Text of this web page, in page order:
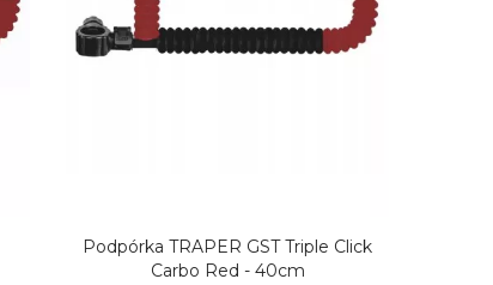
Podpórka TRAPER GST Triple Click
Carbo Red - 40cm